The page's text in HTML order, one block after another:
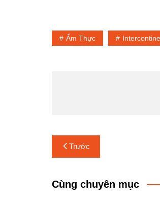
Ẩm Thực
Điều
hướng
bài
Trước
Cùng chuyên mục